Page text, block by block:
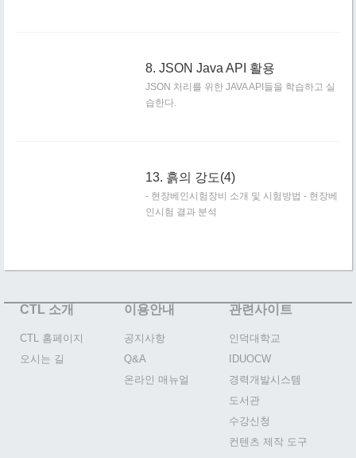
8. JSON Java API 활용
JSON 처리를 위한 JAVA API들을 학습하고 실
습한다.
13. 흙의 강도(4)
- 현장베인시험장비 소개 및 시험방법 - 현장베
인시험 결과 분석
CTL 소개
CTL 홈페이지
오시는 길
이용안내
공지사항
Q&A
온라인 매뉴얼
관련사이트
인덕대학교
IDUOCW
경력개발시스템
도서관
수강신청
컨텐츠 제작 도구